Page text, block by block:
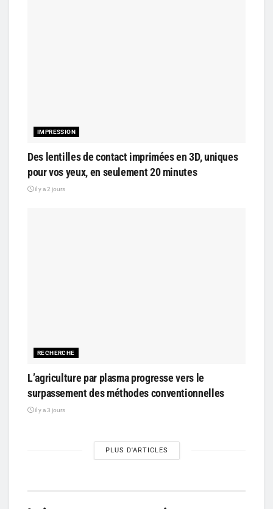
IMPRESSION
Des lentilles de contact imprimées en 3D, uniques
pour vos yeux, en seulement 20 minutes
il y a 2 jours
RECHERCHE
L’agriculture par plasma progresse vers le
surpassement des méthodes conventionnelles
il y a 3 jours
PLUS D'ARTICLES